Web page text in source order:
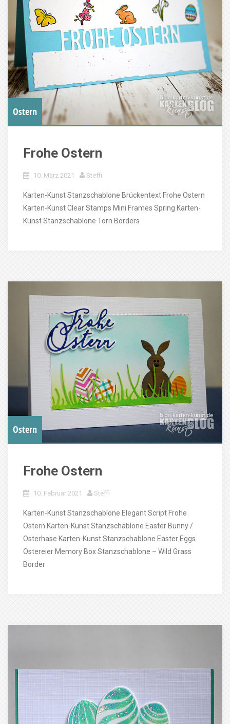
Ostern
Frohe Ostern
10. März 2021 Steffi
Karten-Kunst Stanzschablone Brückentext Frohe Ostern
Karten-Kunst Clear Stamps Mini Frames Spring Karten-
Kunst Stanzschablone Torn Borders
Ostern
Frohe Ostern
10. Februar 2021 Steffi
Karten-Kunst Stanzschablone Elegant Script Frohe
Ostern Karten-Kunst Stanzschablone Easter Bunny /
Osterhase Karten-Kunst Stanzschablone Easter Eggs
Ostereier Memory Box Stanzschablone – Wild Grass
Border